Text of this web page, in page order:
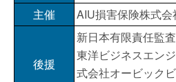
主催
AIU損害保険株式会
後援
新日本有限責任監
東洋ビジネスエン
式会社オービック